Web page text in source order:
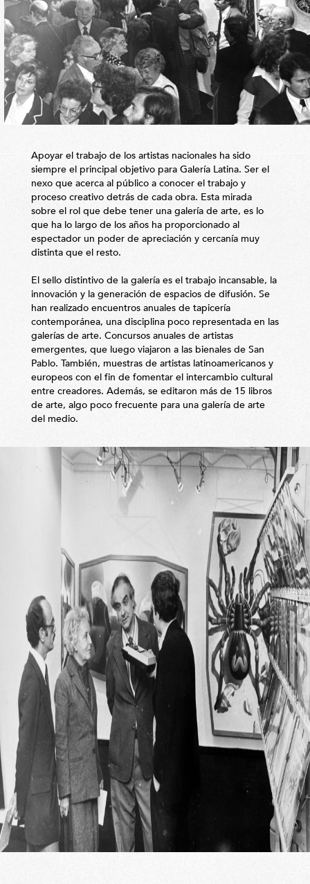
Apoyar el trabajo de los artistas nacionales ha sido
siempre el principal objetivo para Galería Latina. Ser el
nexo que acerca al público a conocer el trabajo y
proceso creativo detrás de cada obra. Esta mirada
sobre el rol que debe tener una galería de arte, es lo
que ha lo largo de los años ha proporcionado al
espectador un poder de apreciación y cercanía muy
distinta que el resto.
El sello distintivo de la galería es el trabajo incansable, la
innovación y la generación de espacios de difusión. Se
han realizado encuentros anuales de tapicería
contemporánea, una disciplina poco representada en las
galerías de arte. Concursos anuales de artistas
emergentes, que luego viajaron a las bienales de San
Pablo. También, muestras de artistas latinoamericanos y
europeos con el fin de fomentar el intercambio cultural
entre creadores. Además, se editaron más de 15 libros
de arte, algo poco frecuente para una galería de arte
del medio.